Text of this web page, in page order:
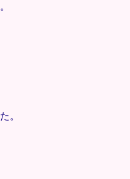
。